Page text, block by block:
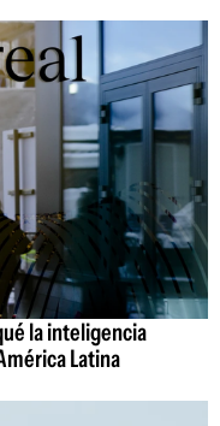
la inteligencia
Latina